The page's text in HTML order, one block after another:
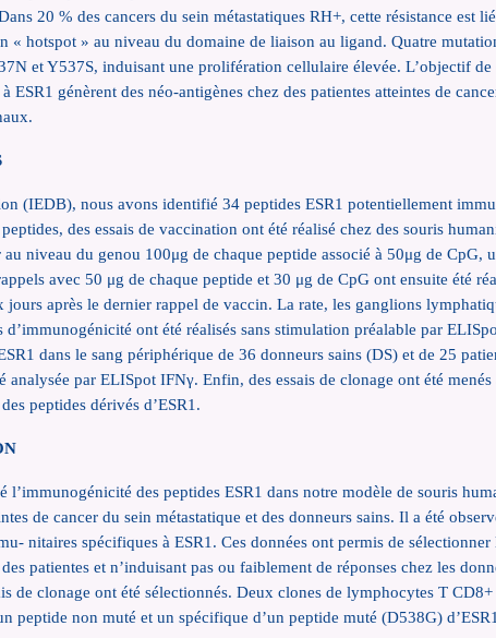
20 % des cancers du sein métastatiques RH+, cette résistance est
« hotspot » au niveau du domaine de liaison au ligand. Quatre
et Y537S, induisant une prolifération cellulaire élevée. L’objectif de
ESR1 génèrent des néo-antigènes chez des patientes atteintes de
(IEDB), nous avons identifié 34 peptides ESR1 potentiellement
des essais de vaccination ont été réalisé chez des souris
niveau du genou 100μg de chaque peptide associé à 50μg de CpG,
avec 50 μg de chaque peptide et 30 μg de CpG ont ensuite été
jours après le dernier rappel de vaccin. La rate, les ganglions
d’immunogénicité ont été réalisés sans stimulation préalable par
dans le sang périphérique de 36 donneurs sains (DS) et de 25
analysée par ELISpot IFNγ. Enfin, des essais de clonage ont été
peptides dérivés d’ESR1.
l’immunogénicité des peptides ESR1 dans notre modèle de souris
de cancer du sein métastatique et des donneurs sains. Il a été
nitaires spécifiques à ESR1. Ces données ont permis de
patientes et n’induisant pas ou faiblement de réponses chez les
de clonage ont été sélectionnés. Deux clones de lymphocytes T CD8+
peptide non muté et un spécifique d’un peptide muté (D538G)